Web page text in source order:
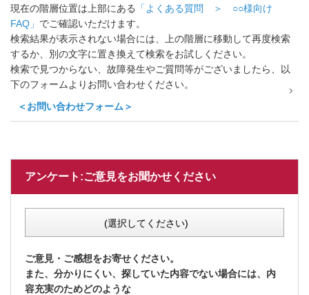
現在の階層位置は上部にある
「よくある質問 ＞ ○○様向け
FAQ」 でご確認いただけます。
検索結果が表示されない場合には、上の階層に移動して再度検索
するか、別の文字に置き換えて検索をお試しください。
検索で見つからない、故障発生やご質問等がございましたら、以
下のフォームよりお問い合わせください。
＜お問い合わせフォーム＞
アンケート:ご意見をお聞かせください
(選択してください)
ご意見・ご感想をお寄せください。
また、分かりにくい、探していた内容でない場合には、内
容充実のためどのような